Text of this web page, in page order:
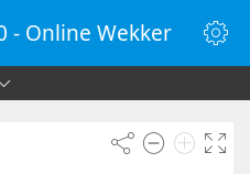
- Online Wekker